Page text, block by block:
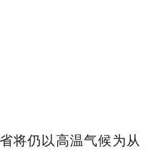
仍以高温气候为从